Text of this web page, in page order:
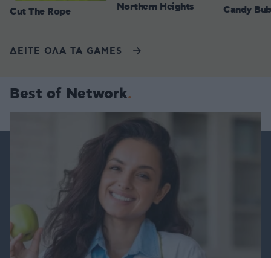
Cut The Rope Northern Heights Candy
ΔΕΙΤΕ ΟΛΑ ΤΑ GAMES
Best of Network